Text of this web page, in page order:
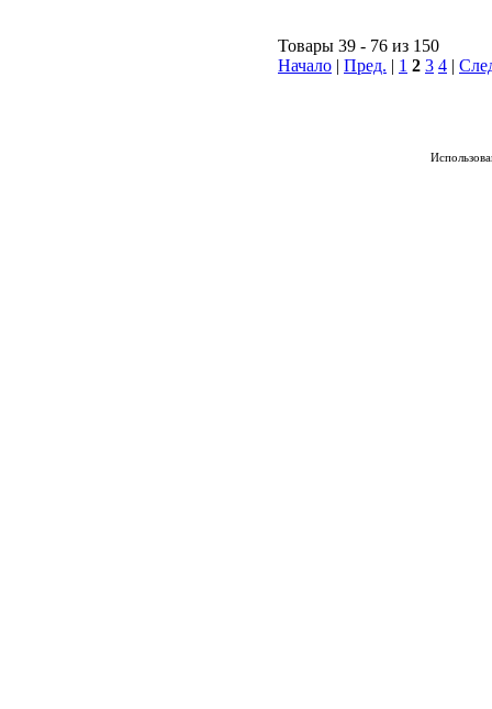
Товары 39 - 76 из 150
Начало
Пред. 1 2 3 4